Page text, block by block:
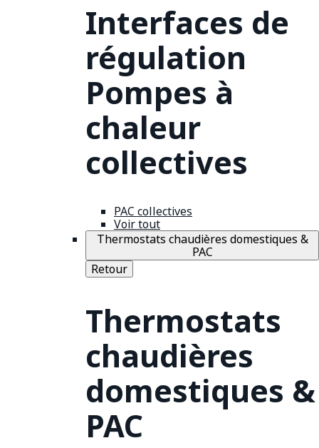
Interfaces de
régulation
Pompes à
chaleur
collectives
PAC collectives
Voir tout
Thermostats chaudières domestiques &
PAC
Retour
Thermostats
chaudières
domestiques &
PAC